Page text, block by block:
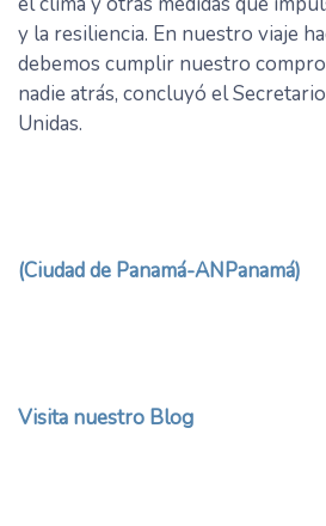
y la resiliencia. En nuestro viaje
debemos cumplir nuestro
nadie atrás, concluyó el
Unidas.
(Ciudad de Panamá-ANPanamá)
Visita nuestro Blog